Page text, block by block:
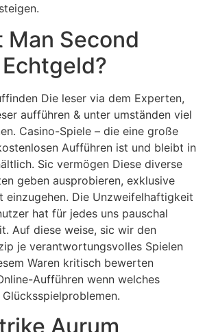
Man Second
Die leser via dem Experten,
aufführen & unter umständen viel
Casino-Spiele – die eine große
Aufführen ist und bleibt in
Sic vermögen Diese diverse
geben ausprobieren, exklusive
einzugehen. Die Unzweifelhaftigkeit
hat für jedes uns pauschal
Auf diese weise, sic wir den
je verantwortungsvolles Spielen
Waren kritisch bewerten
Aufführen wenn welches
Aurum